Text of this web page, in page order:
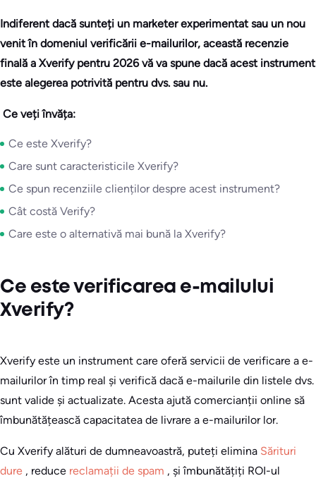
Indiferent dacă sunteți un marketer experimentat sau un nou
venit în domeniul verificării e-mailurilor, această recenzie
finală a Xverify pentru 2026 vă va spune dacă acest instrument
este alegerea potrivită pentru dvs. sau nu.
Ce veți învăța:
Ce este Xverify?
Care sunt caracteristicile Xverify?
Ce spun recenziile clienților despre acest instrument?
Cât costă Verify?
Care este o alternativă mai bună la Xverify?
Ce este verificarea e-mailului
Xverify?
Xverify este un instrument care oferă servicii de verificare a e-
mailurilor în timp real și verifică dacă e-mailurile din listele dvs.
sunt valide și actualizate. Acesta ajută comercianții online să
îmbunătățească capacitatea de livrare a e-mailurilor lor.
Cu Xverify alături de dumneavoastră, puteți elimina Sărituri
dure , reduce reclamații de spam , și îmbunătățiți ROI-ul